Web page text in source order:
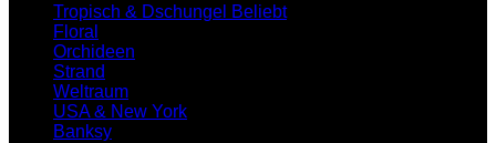
Tropisch & Dschungel
Floral
Orchideen
Strand
Weltraum
USA & New York
Banksy